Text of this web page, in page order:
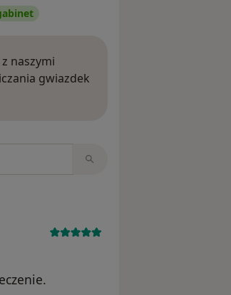
naszymi
gwiazdek